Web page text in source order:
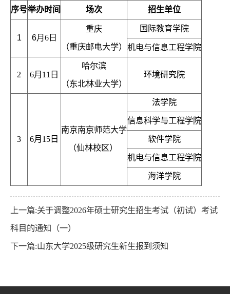
序号举办时间 场次 招生单位
1 6月 6日
重庆
（重庆邮电大学）
国际教育学院
机电与信息工程学院
2 6月11日
哈尔滨
（东北林业大学）
环境研究院
3 6月15日
南京南京师范大学
（仙林校区）
法学院
信息科学与工程学院
软件学院
机电与信息工程学院
海洋学院
上一篇:关于调整2026年硕士研究生招生考试（初试）考试
科目的通知（一）
下一篇:山东大学2025级研究生新生报到须知